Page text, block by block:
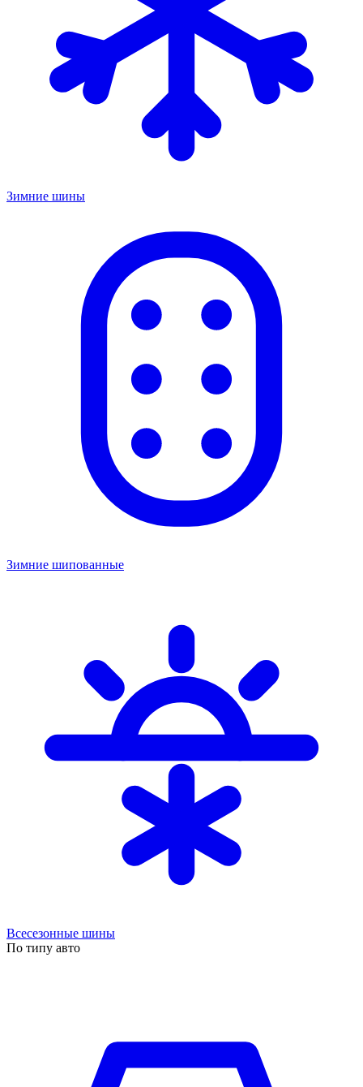
Зимние шины
Зимние шипованные
Всесезонные шины
По типу авто